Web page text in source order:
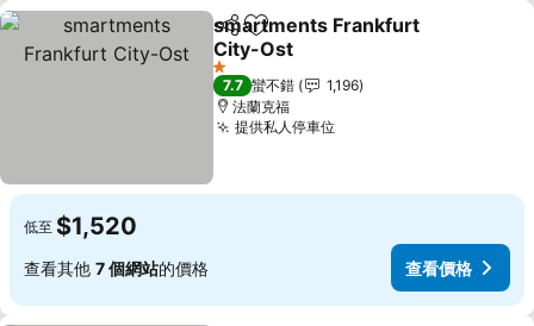
分享 加入我的最愛
smartments Frankfurt
City-Ost
1 星級
7.7 蠻不錯
1,196
法蘭克福
提供私人停車位
低至 $1,520
查看其他 7 個網站的價格 查看價格